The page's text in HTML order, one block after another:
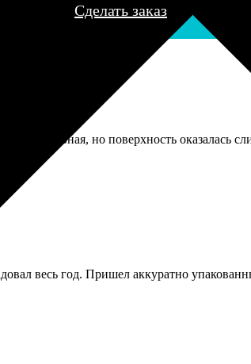
Сделать заказ
забавная, но поверхность
весь год. Пришел аккуратно